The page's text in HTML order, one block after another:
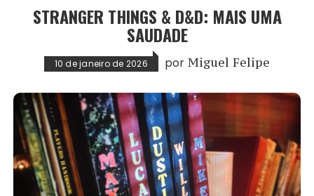
STRANGER THINGS & D&D: MAIS UMA
SAUDADE
10 de janeiro de 2026 por Miguel Felipe